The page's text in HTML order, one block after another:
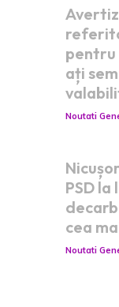
pentru
ați
Noutati
PSD
cea
Noutati